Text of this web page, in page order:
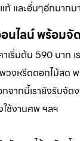
และอื่นๆอีกมากม
นไลน์ พร้อมจั
เริ่มต้น 590 บาท เ
วงหรีดดอกไม้สด
จากนี้เรายังรับจั
ช้งานศพ ฯลฯ